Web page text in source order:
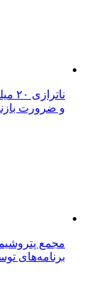
و ضرورت
برنامه‌های